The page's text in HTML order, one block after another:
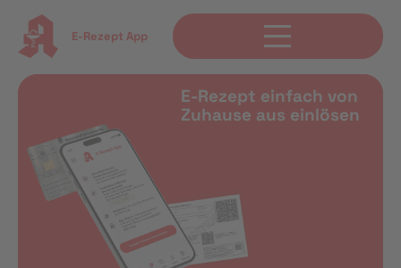
E-Rezept App
E-Rezept einfach von
Zuhause aus einlösen